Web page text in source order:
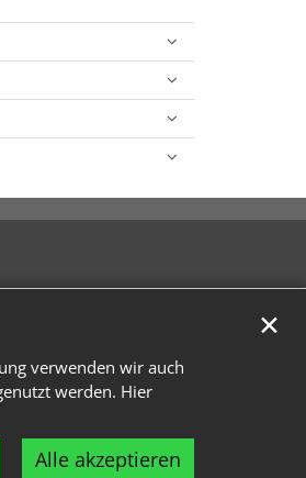
verwenden wir auch
werden. Hier
Alle akzeptieren
✕